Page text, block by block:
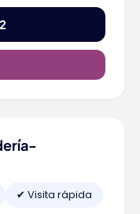
✔ Visita rápida